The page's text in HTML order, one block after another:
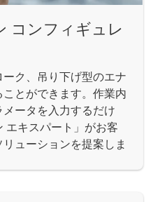
コンフィギュレ
ク、吊り下げ型のエナ
とができます。作業内
ータを入力するだけ
エキスパート」がお客
ューションを提案しま